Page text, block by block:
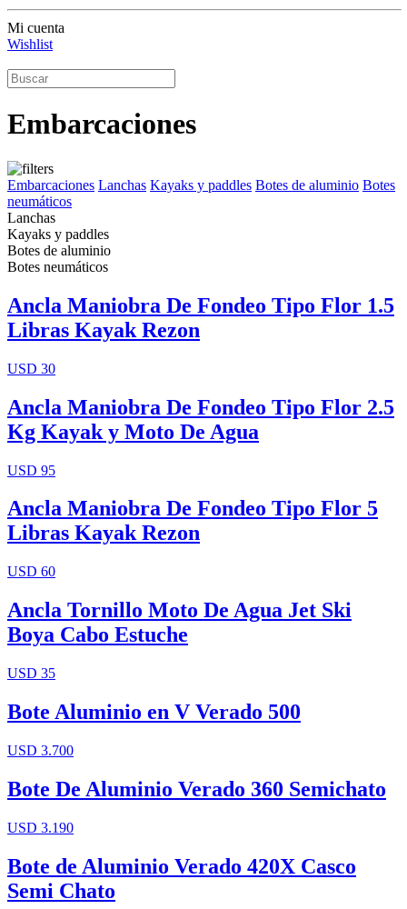
Mi cuenta
Wishlist
Embarcaciones
Embarcaciones Lanchas Kayaks y paddles Botes de aluminio Botes
neumáticos
Lanchas
Kayaks y paddles
Botes de aluminio
Botes neumáticos
Ancla Maniobra De Fondeo Tipo Flor 1.5
Libras Kayak Rezon
USD 30
Ancla Maniobra De Fondeo Tipo Flor 2.5
Kg Kayak y Moto De Agua
USD 95
Ancla Maniobra De Fondeo Tipo Flor 5
Libras Kayak Rezon
USD 60
Ancla Tornillo Moto De Agua Jet Ski
Boya Cabo Estuche
USD 35
Bote Aluminio en V Verado 500
USD 3.700
Bote De Aluminio Verado 360 Semichato
USD 3.190
Bote de Aluminio Verado 420X Casco
Semi Chato